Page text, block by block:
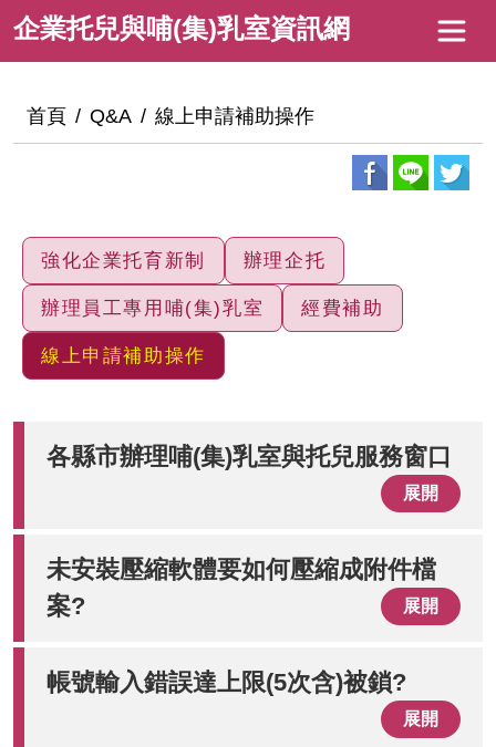
到企
業
托
兒
(集)
乳
室
資
企業托兒與哺(集)乳室資訊網
:::
首頁 Q&A 線上申請補助操作
強化企業托育新制 辦理企托
辦理員工專用哺(集)乳室 經費補助
線上申請補助操作
各縣市辦理哺(集)乳室與托兒服務窗口
展開
未安裝壓縮軟體要如何壓縮成附件檔
案?
展開
帳號輸入錯誤達上限(5次含)被鎖?
展開